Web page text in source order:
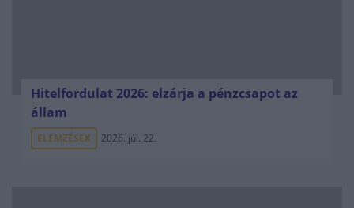
Hitelfordulat 2026: elzárja a pénzcsapot az
állam
ELEMZÉSEK 2026. júl. 22.